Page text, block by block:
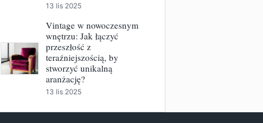
13 lis 2025
Vintage w nowoczesnym
wnętrzu: Jak łączyć
przeszłość z
teraźniejszością, by
stworzyć unikalną
aranżację?
13 lis 2025